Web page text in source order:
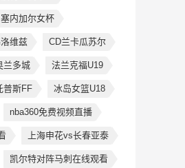
塞内加尔女杯
维兹 CD兰卡瓜苏尔
兰多城 法兰克福U19
普斯FF 冰岛女篮U18
nba360免费视频直播
上海申花vs长春亚泰
凯尔特对阵马刺在线观看